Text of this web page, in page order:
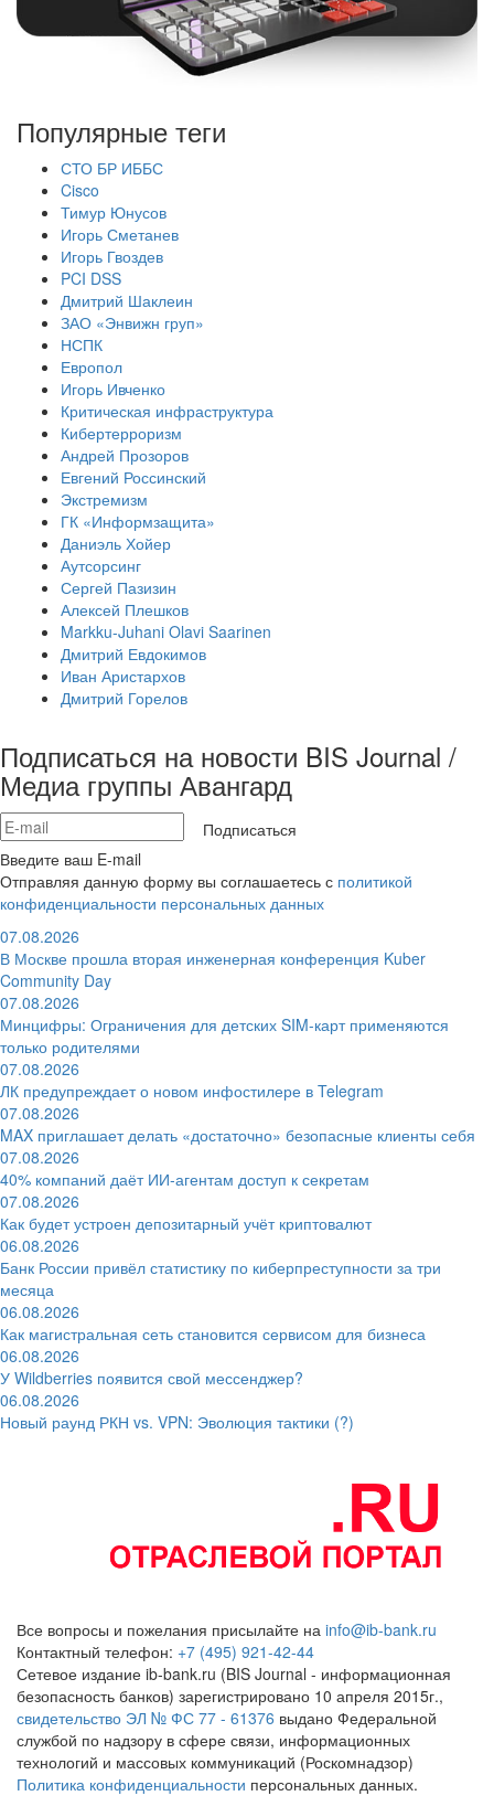
Популярные теги
СТО БР ИББС
Cisco
Тимур Юнусов
Игорь Сметанев
Игорь Гвоздев
PCI DSS
Дмитрий Шаклеин
ЗАО «Энвижн груп»
НСПК
Европол
Игорь Ивченко
Критическая инфраструктура
Кибертерроризм
Андрей Прозоров
Евгений Россинский
Экстремизм
ГК «Информзащита»
Даниэль Хойер
Аутсорсинг
Сергей Пазизин
Алексей Плешков
Markku-Juhani Olavi Saarinen
Дмитрий Евдокимов
Иван Аристархов
Дмитрий Горелов
Подписаться на новости BIS Journal /
Медиа группы Авангард
Подписаться
Введите ваш E-mail
Отправляя данную форму вы соглашаетесь с политикой
конфиденциальности персональных данных
07.08.2026
В Москве прошла вторая инженерная конференция Kuber
Community Day
07.08.2026
Минцифры: Ограничения для детских SIM-карт применяются
только родителями
07.08.2026
ЛК предупреждает о новом инфостилере в Telegram
07.08.2026
MAX приглашает делать «достаточно» безопасные клиенты себя
07.08.2026
40% компаний даёт ИИ‑агентам доступ к секретам
07.08.2026
Как будет устроен депозитарный учёт криптовалют
06.08.2026
Банк России привёл статистику по киберпреступности за три
месяца
06.08.2026
Как магистральная сеть становится сервисом для бизнеса
06.08.2026
У Wildberries появится свой мессенджер?
06.08.2026
Новый раунд РКН vs. VPN: Эволюция тактики (?)
Все вопросы и пожелания присылайте на info@ib-bank.ru
Контактный телефон: +7 (495) 921-42-44
Сетевое издание ib-bank.ru (BIS Journal - информационная
безопасность банков) зарегистрировано 10 апреля 2015г.,
свидетельство ЭЛ № ФС 77 - 61376 выдано Федеральной
службой по надзору в сфере связи, информационных
технологий и массовых коммуникаций (Роскомнадзор)
Политика конфиденциальности персональных данных.